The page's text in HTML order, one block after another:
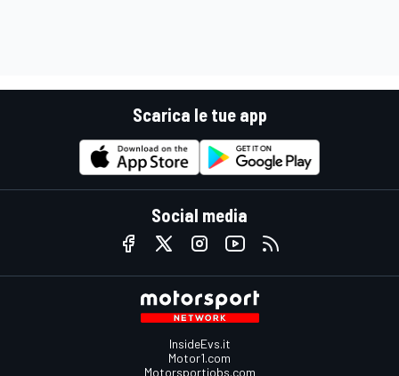
Scarica le tue app
Social media
InsideEvs.it
Motor1.com
Motorsportjobs.com